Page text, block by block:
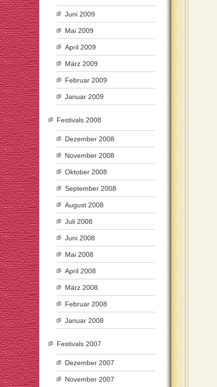
Juni 2009
Mai 2009
April 2009
März 2009
Februar 2009
Januar 2009
Festivals 2008
Dezember 2008
November 2008
Oktober 2008
September 2008
August 2008
Juli 2008
Juni 2008
Mai 2008
April 2008
März 2008
Februar 2008
Januar 2008
Festivals 2007
Dezember 2007
November 2007